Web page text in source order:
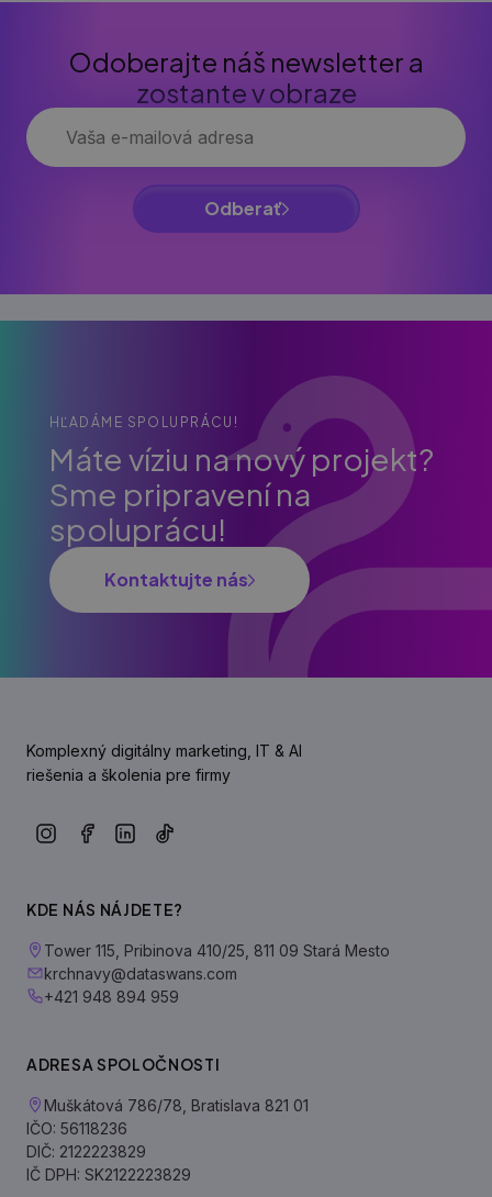
Odoberajte náš newsletter a
zostante v obraze
Odberať
HĽADÁME SPOLUPRÁCU!
Máte víziu na nový projekt?
Sme pripravení na
spoluprácu!
Kontaktujte nás
Komplexný digitálny marketing, IT & AI
riešenia a školenia pre firmy
KDE NÁS NÁJDETE?
Tower 115, Pribinova 410/25, 811 09 Stará Mesto
krchnavy@dataswans.com
+421 948 894 959
ADRESA SPOLOČNOSTI
Muškátová 786/78, Bratislava 821 01
IČO: 56118236
DIČ: 2122223829
IČ DPH: SK2122223829